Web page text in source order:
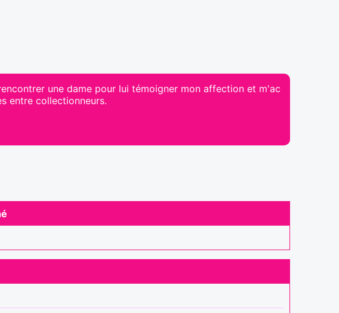
une dame pour lui témoigner mon affection et m'ac
entre collectionneurs.